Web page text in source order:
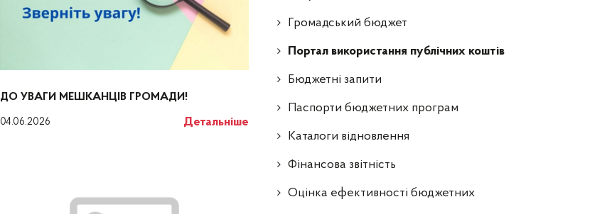
Громадський бюджет
Портал використання публічних коштів
Бюджетні запити
Паспорти бюджетних програм
Каталоги відновлення
Фінансова звітність
Оцінка ефективності бюджетних
ДО УВАГИ МЕШКАНЦІВ ГРОМАДИ!
04.06.2026 Детальніше